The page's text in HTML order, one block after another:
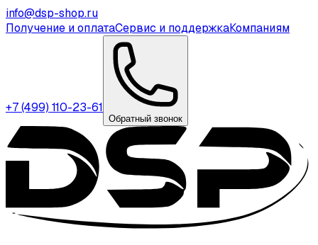
info@dsp-shop.ru
Получение и оплатаСервис и поддержкаКомпаниям
+7 (499) 110-23-61
Обратный звонок